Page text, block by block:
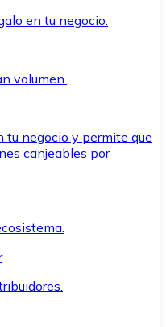
en tu negocio.
volumen.
tu negocio y permite que
canjeables por